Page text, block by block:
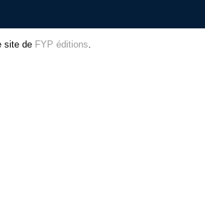
site de FYP éditions.